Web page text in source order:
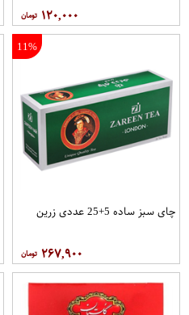
۱۲۰,۰۰۰
11%
چای سبز ساده 5+25 عددی زرین
۲۶۷,۹۰۰